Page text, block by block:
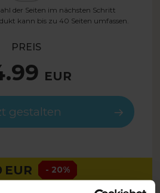
der Seiten im nächsten Schritt
kann bis zu 40 Seiten umfassen.
PREIS
EUR
gestalten
EUR
- 20%